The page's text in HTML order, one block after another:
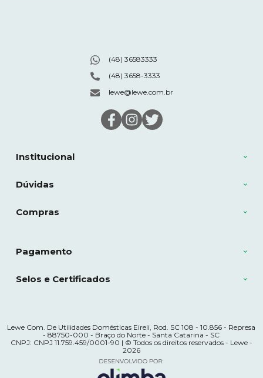
Institucional
Dúvidas
Compras
(48) 36583333
(48) 3658-3333
lewe@lewe.com.br
Pagamento
Selos e Certificados
Lewe Com. De Utilidades Domésticas Eireli, Rod. SC 108 - 10.856 - Represa
- 88750-000 - Braço do Norte - Santa Catarina - SC
CNPJ: CNPJ 11.759.459/0001-90 | © Todos os direitos reservados - Lewe -
2026